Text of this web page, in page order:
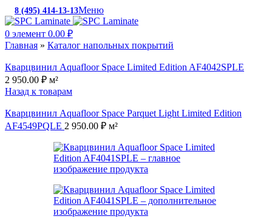
8 (495) 414-13-13Меню
0 элемент 0.00 ₽
Главная » Каталог напольных покрытий
Кварцвинил Aquafloor Space Limited Edition AF4042SPLE
2 950.00 ₽ м²
Назад к товарам
Кварцвинил Aquafloor Space Parquet Light Limited Edition
AF4549PQLE 2 950.00 ₽ м²